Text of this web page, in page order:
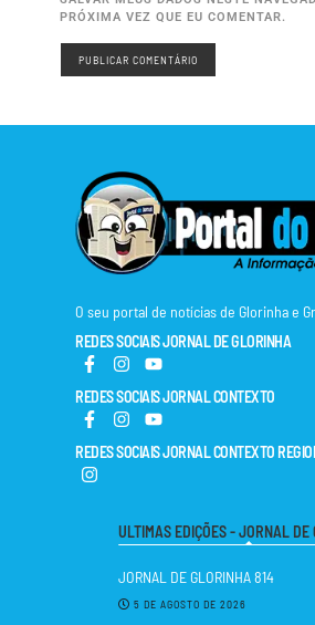
PRÓXIMA VEZ QUE EU COMENTAR.
O seu portal de notícias de Glorinha e
REDES SOCIAIS JORNAL DE GLORINHA
REDES SOCIAIS JORNAL CONTEXTO
REDES SOCIAIS JORNAL CONTEXTO
ULTIMAS EDIÇÕES - JORNAL DE
JORNAL DE GLORINHA 814
5 DE AGOSTO DE 2026